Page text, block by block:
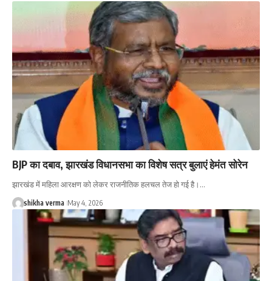
BJP का दबाव, झारखंड विधानसभा का विशेष सत्र बुलाएं हेमंत सोरेन
झारखंड में महिला आरक्षण को लेकर राजनीतिक हलचल तेज हो गई है।…
shikha verma May 4, 2026